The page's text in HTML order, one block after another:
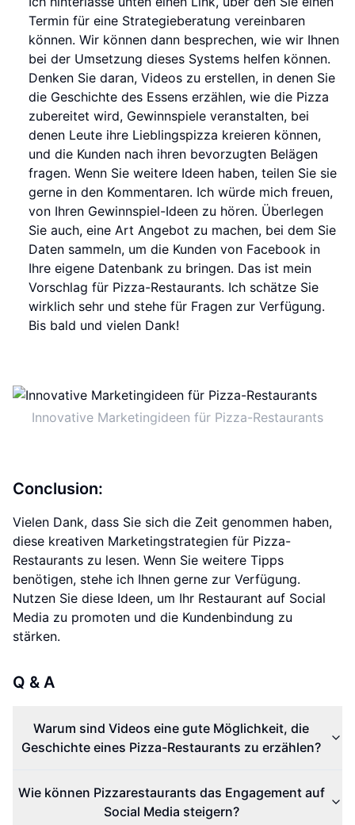
Termin für eine Strategieberatung vereinbaren
können. Wir können dann besprechen, wie wir Ihnen
bei der Umsetzung dieses Systems helfen können.
Denken Sie daran, Videos zu erstellen, in denen Sie
die Geschichte des Essens erzählen, wie die Pizza
zubereitet wird, Gewinnspiele veranstalten, bei
denen Leute ihre Lieblingspizza kreieren können,
und die Kunden nach ihren bevorzugten Belägen
fragen. Wenn Sie weitere Ideen haben, teilen Sie sie
gerne in den Kommentaren. Ich würde mich freuen,
von Ihren Gewinnspiel-Ideen zu hören. Überlegen
Sie auch, eine Art Angebot zu machen, bei dem Sie
Daten sammeln, um die Kunden von Facebook in
Ihre eigene Datenbank zu bringen. Das ist mein
Vorschlag für Pizza-Restaurants. Ich schätze Sie
wirklich sehr und stehe für Fragen zur Verfügung.
Bis bald und vielen Dank!
Innovative Marketingideen für Pizza-Restaurants
Conclusion:
Vielen Dank, dass Sie sich die Zeit genommen haben,
diese kreativen Marketingstrategien für Pizza-
Restaurants zu lesen. Wenn Sie weitere Tipps
benötigen, stehe ich Ihnen gerne zur Verfügung.
Nutzen Sie diese Ideen, um Ihr Restaurant auf Social
Media zu promoten und die Kundenbindung zu
stärken.
Q & A
Warum sind Videos eine gute Möglichkeit, die
Geschichte eines Pizza-Restaurants zu erzählen?
Wie können Pizzarestaurants das Engagement auf
Social Media steigern?